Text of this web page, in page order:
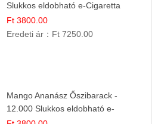
Slukkos eldobható e-Cigaretta
Ft 3800.00
Eredeti ár： Ft 7250.00
Mango Ananász Őszibarack -
12.000 Slukkos eldobható e-
Cigaretta